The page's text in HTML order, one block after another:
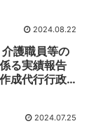
2024.08.22
護職員等の
る実績報告
成代行行政書
2024.07.25